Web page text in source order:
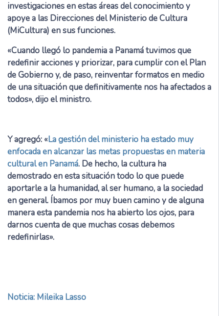
investigaciones en estas áreas del conocimiento y
apoye a las Direcciones del Ministerio de Cultura
(MiCultura) en sus funciones.
«Cuando llegó lo pandemia a Panamá tuvimos que
redefinir acciones y priorizar, para cumplir con el Plan
de Gobierno y, de paso, reinventar formatos en medio
de una situación que definitivamente nos ha afectados a
todos», dijo el ministro.
Y agregó: «La gestión del ministerio ha estado muy
enfocada en alcanzar las metas propuestas en materia
cultural en Panamá. De hecho, la cultura ha
demostrado en esta situación todo lo que puede
aportarle a la humanidad, al ser humano, a la sociedad
en general. Íbamos por muy buen camino y de alguna
manera esta pandemia nos ha abierto los ojos, para
darnos cuenta de que muchas cosas debemos
redefinirlas».
Noticia: Mileika Lasso